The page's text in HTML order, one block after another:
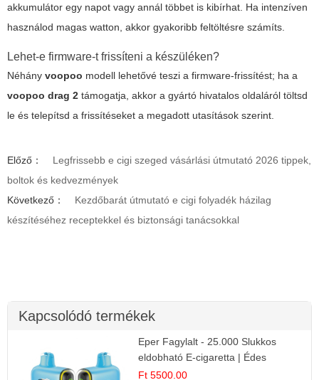
akkumulátor egy napot vagy annál többet is kibírhat. Ha intenzíven
használod magas watton, akkor gyakoribb feltöltésre számíts.
Lehet-e firmware-t frissíteni a készüléken?
Néhány voopoo modell lehetővé teszi a firmware-frissítést; ha a
voopoo drag 2 támogatja, akkor a gyártó hivatalos oldaláról töltsd
le és telepítsd a frissítéseket a megadott utasítások szerint.
Előző：
Legfrissebb e cigi szeged vásárlási útmutató 2026 tippek,
boltok és kedvezmények
Következő：
Kezdőbarát útmutató e cigi folyadék házilag
készítéséhez receptekkel és biztonsági tanácsokkal
Kapcsolódó termékek
Eper Fagylalt - 25.000 Slukkos
eldobható E-cigaretta | Édes
Desszert Íz
Ft 5500.00